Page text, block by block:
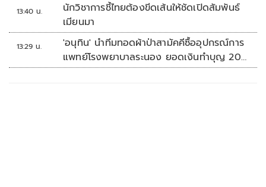
13:40 น.
นักวิชาการชี้ไทยต้องขีดเส้นให้ชัดเปิดสัมพันธ์
เมียนมา
13:29 น.
'อนุทิน' นำทีมทอดผ้าป่าสามัคคีซื้ออุปกรณ์การ
แพทย์โรงพยาบาลระนอง ยอดเงินทำบุญ 20
ล้านบาท